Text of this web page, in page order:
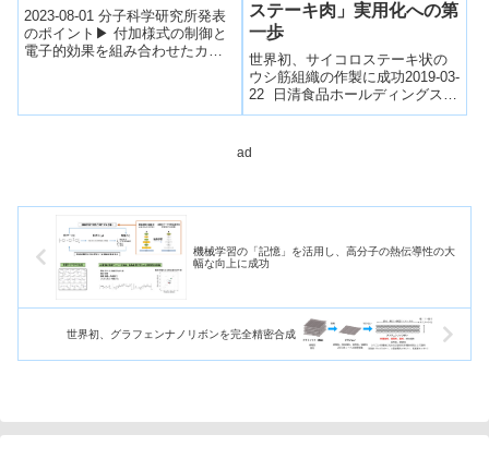
る有機化学的方法を開発
2023-08-01 分子科学研究所発表
のポイント▶︎ 付加様式の制御と
電子的効果を組み合わせたカー
ステーキ肉」実用化への第
一歩
世界初、サイコロステーキ状の
ウシ筋組織の作製に成功2019-03-
22 日清食品ホールディングス株
式会社,東京大学 生産技術研究
ホ...
ad
機械学習の「記憶」を活用し、高分子の熱伝導性の大
幅な向上に成功
世界初、グラフェンナノリボンを完全精密合成